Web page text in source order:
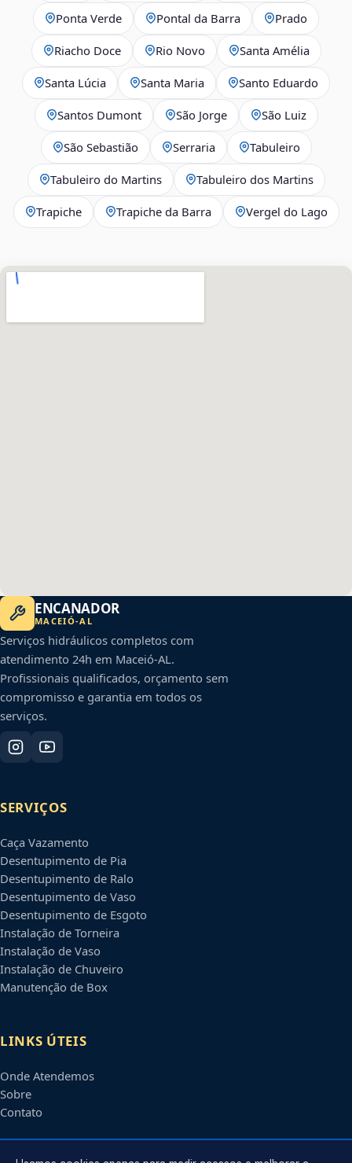
Ponta Verde Pontal da Barra Prado
Riacho Doce Rio Novo Santa Amélia
Santa Lúcia Santa Maria Santo Eduardo
Santos Dumont São Jorge São Luiz
São Sebastião Serraria Tabuleiro
Tabuleiro do Martins Tabuleiro dos Martins
Trapiche Trapiche da Barra Vergel do Lago
ENCANADOR
MACEIÓ-AL
Serviços hidráulicos completos com
atendimento 24h em Maceió-AL.
Profissionais qualificados, orçamento sem
compromisso e garantia em todos os
serviços.
SERVIÇOS
Caça Vazamento
Desentupimento de Pia
Desentupimento de Ralo
Desentupimento de Vaso
Desentupimento de Esgoto
Instalação de Torneira
Instalação de Vaso
Instalação de Chuveiro
Manutenção de Box
LINKS ÚTEIS
Onde Atendemos
Sobre
Contato